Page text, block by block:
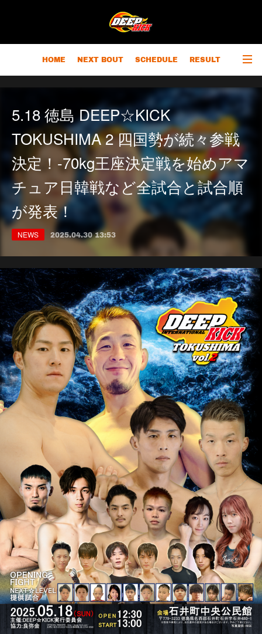
HOME NEXT BOUT SCHEDULE RESULT
RANKING CHAMPIONS OUTLINE
5.18 徳島 DEEP☆KICK
TOKUSHIMA 2 四国勢が続々参戦
決定！-70kg王座決定戦を始めアマ
チュア日韓戦など全試合と試合順
が発表！
NEWS 2025.04.30 13:53